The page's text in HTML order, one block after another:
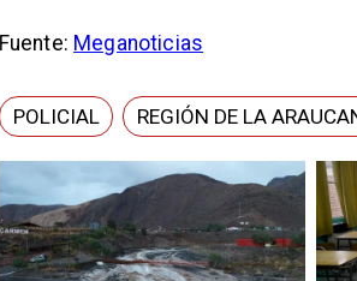
Fuente: Meganoticias
POLICIAL REGIÓN DE LA